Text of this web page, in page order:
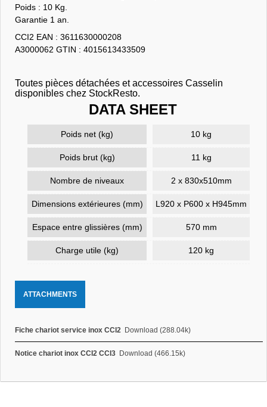
Poids : 10 Kg.
Garantie 1 an.
CCI2 EAN : 3611630000208
A3000062 GTIN : 4015613433509
Toutes pièces détachées et accessoires Casselin
disponibles chez StockResto.
DATA SHEET
Poids net (kg) 10 kg
Poids brut (kg) 11 kg
Nombre de niveaux 2 x 830x510mm
Dimensions extérieures (mm) L920 x P600 x H945mm
Espace entre glissières (mm) 570 mm
Charge utile (kg) 120 kg
ATTACHMENTS
Fiche chariot service inox CCI2 Download (288.04k)
Notice chariot inox CCI2 CCI3 Download (466.15k)